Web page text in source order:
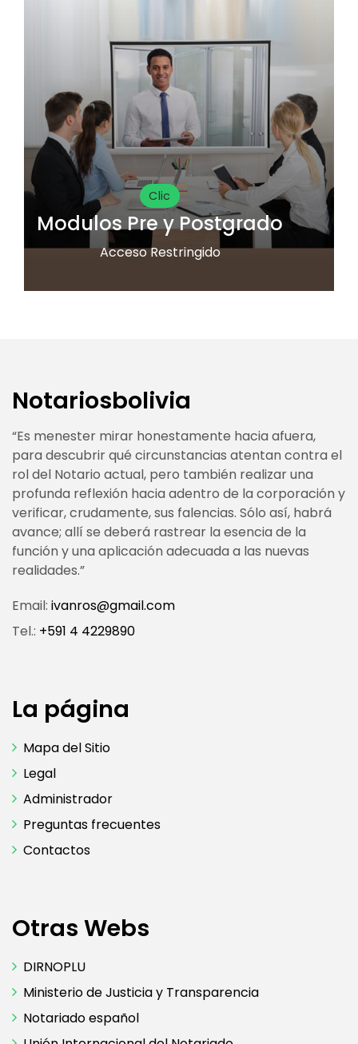
Clic
Modulos Pre y Postgrado
Acceso Restringido
Notariosbolivia
“Es menester mirar honestamente hacia afuera,
para descubrir qué circunstancias atentan contra el
rol del Notario actual, pero también realizar una
profunda reflexión hacia adentro de la corporación y
verificar, crudamente, sus falencias. Sólo así, habrá
avance; allí se deberá rastrear la esencia de la
función y una aplicación adecuada a las nuevas
realidades.”
Email: ivanros@gmail.com
Tel.: +591 4 4229890
La página
Mapa del Sitio
Legal
Administrador
Preguntas frecuentes
Contactos
Otras Webs
DIRNOPLU
Ministerio de Justicia y Transparencia
Notariado español